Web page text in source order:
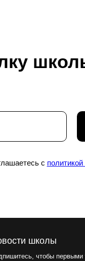
с
школы.